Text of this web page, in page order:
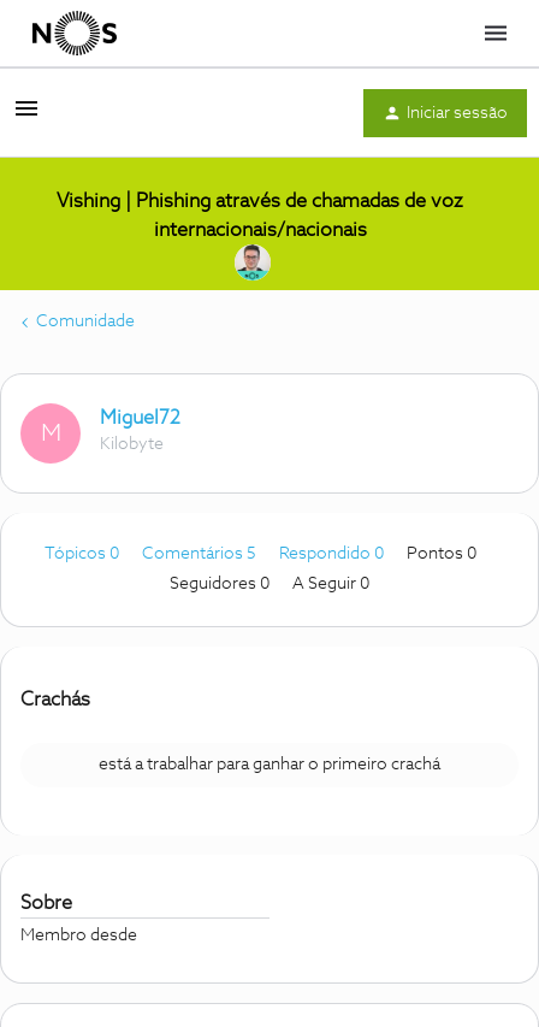
Menu
Iniciar sessão
Vishing | Phishing através de chamadas de voz
internacionais/nacionais
Comunidade
M
Miguel72
Kilobyte
Tópicos 0 Comentários 5 Respondido 0
Pontos 0
Seguidores 0 A Seguir 0
Crachás
está a trabalhar para ganhar o primeiro crachá
Sobre
Membro desde